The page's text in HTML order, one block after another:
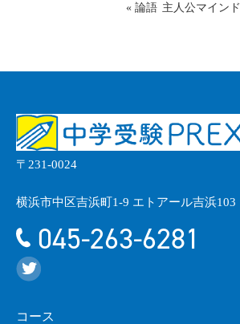
« 論語 主人公マインド
〒231-0024
横浜市中区吉浜町1-9 エトアール吉浜103
045-263-6281
コース